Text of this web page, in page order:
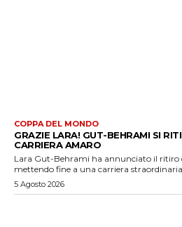
COPPA DEL MONDO
GRAZIE LARA! GUT-BEHRAMI SI
CARRIERA AMARO
Lara Gut-Behrami ha annunciato il ritiro
mettendo fine a una carriera
5 Agosto 2026